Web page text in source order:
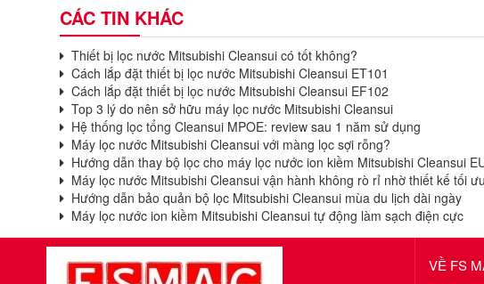
CÁC TIN KHÁC
Thiết bị lọc nước Mitsubishi Cleansui có tốt không?
Cách lắp đặt thiết bị lọc nước Mitsubishi Cleansui ET101
Cách lắp đặt thiết bị lọc nước Mitsubishi Cleansui EF102
Top 3 lý do nên sở hữu máy lọc nước Mitsubishi Cleansui
Hệ thống lọc tổng Cleansui MPOE: review sau 1 năm sử dụng
Máy lọc nước Mitsubishi Cleansui với màng lọc sợi rỗng?
Hướng dẫn thay bộ lọc cho máy lọc nước ion kiềm Mitsubishi Cleansui
Máy lọc nước Mitsubishi Cleansui vận hành không rò rỉ nhờ thiết kế tối ưu
Hướng dẫn bảo quản bộ lọc Mitsubishi Cleansui mùa du lịch dài ngày
Máy lọc nước ion kiềm Mitsubishi Cleansui tự động làm sạch điện cực
VỀ FS